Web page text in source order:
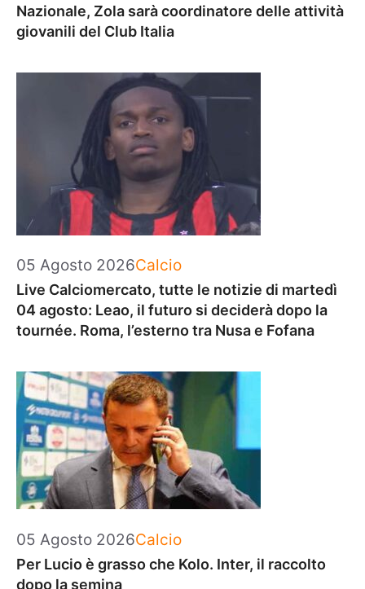
Nazionale, Zola sarà coordinatore delle attività
giovanili del Club Italia
05 Agosto 2026Categorie
Calcio
Live Calciomercato, tutte le notizie di martedì
04 agosto: Leao, il futuro si deciderà dopo la
tournée. Roma, l’esterno tra Nusa e Fofana
05 Agosto 2026Categorie
Calcio
Per Lucio è grasso che Kolo. Inter, il raccolto
dopo la semina